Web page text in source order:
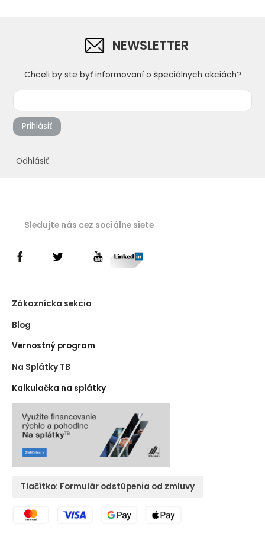
NEWSLETTER
Chceli by ste byť informovaní o špeciálnych akciách?
Prihlásiť
Odhlásiť
Sledujte nás cez sociálne siete
Zákaznícka sekcia
Blog
Vernostný program
Na Splátky TB
Kalkulačka na splátky
Tlačítko: Formulár odstúpenia od zmluvy